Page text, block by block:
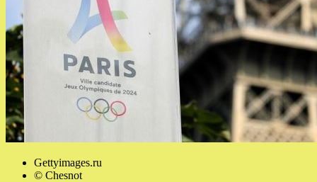
Gettyimages.ru
© Chesnot